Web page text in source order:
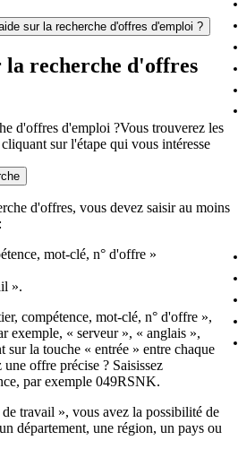
sur la recherche d'offres d'emploi ?
la recherche d'offres
d'offres d'emploi ?Vous trouverez les
sur l'étape qui vous intéresse
d'offres, vous devez saisir au moins
mot-clé, n° d'offre »
».
compétence, mot-clé, n° d'offre »,
exemple, « serveur », « anglais »,
sur la touche « entrée » entre chaque
offre précise ? Saisissez
par exemple 049RSNK.
travail », vous avez la possibilité de
département, une région, un pays ou